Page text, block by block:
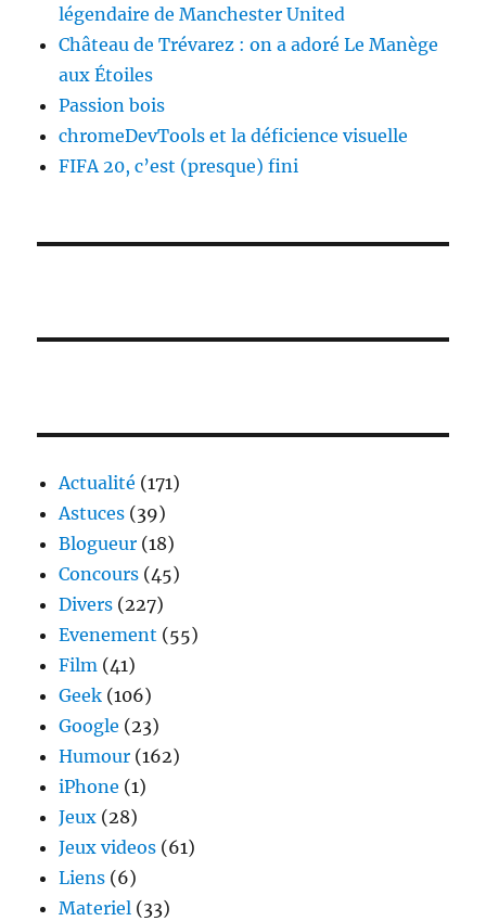
légendaire de Manchester United
Château de Trévarez : on a adoré Le Manège
aux Étoiles
Passion bois
chromeDevTools et la déficience visuelle
FIFA 20, c’est (presque) fini
Actualité (171)
Astuces (39)
Blogueur (18)
Concours (45)
Divers (227)
Evenement (55)
Film (41)
Geek (106)
Google (23)
Humour (162)
iPhone (1)
Jeux (28)
Jeux videos (61)
Liens (6)
Materiel (33)